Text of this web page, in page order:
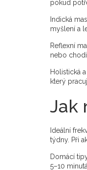
pokud
Indická
myšlení a
Reflexní
nebo
Holistická
který
Jak
Ideální
týdny. Při
Domácí
5–10